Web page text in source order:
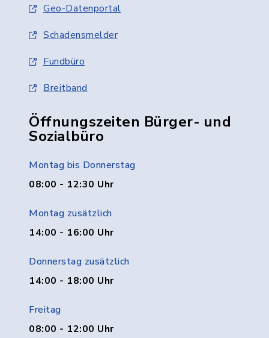
Geo-Datenportal
Schadensmelder
Fundbüro
Breitband
Öffnungszeiten Bürger- und
Sozialbüro
Montag bis Donnerstag
08:00 - 12:30 Uhr
Montag zusätzlich
14:00 - 16:00 Uhr
Donnerstag zusätzlich
14:00 - 18:00 Uhr
Freitag
08:00 - 12:00 Uhr